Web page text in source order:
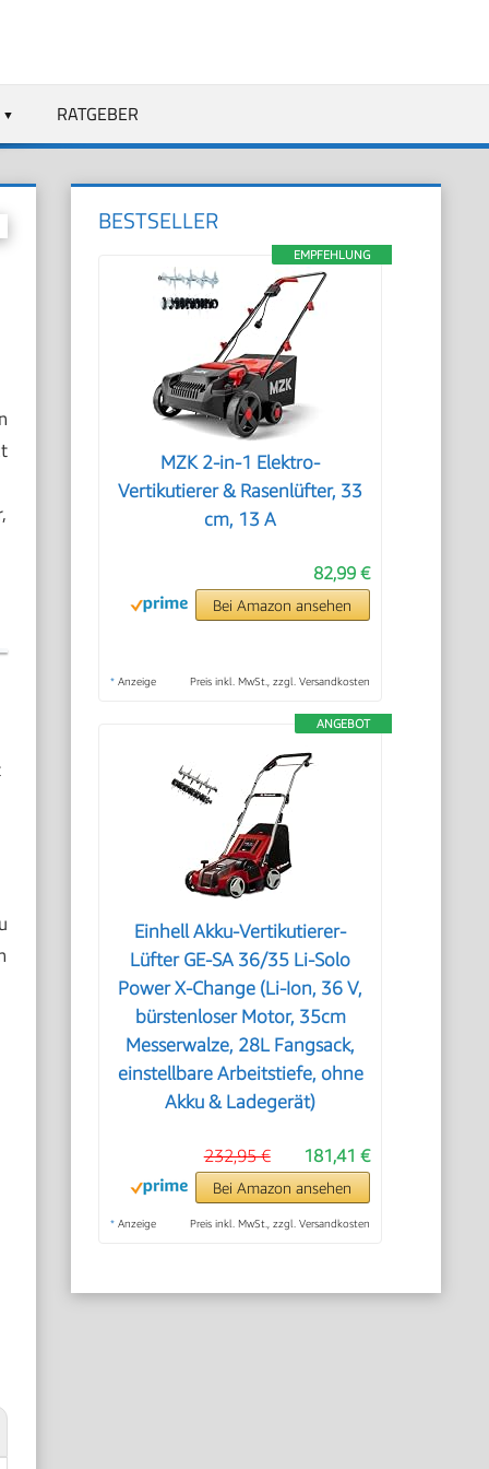
RATGEBER
BESTSELLER
EMPFEHLUNG
MZK 2-in-1 Elektro-
Vertikutierer & Rasenlüfter, 33
cm, 13 A
82,99 €
Bei Amazon ansehen
* Anzeige Preis inkl. MwSt., zzgl. Versandkosten
ANGEBOT
Einhell Akku-Vertikutierer-
Lüfter GE-SA 36/35 Li-Solo
Power X-Change (Li-Ion, 36 V,
bürstenloser Motor, 35cm
Messerwalze, 28L Fangsack,
einstellbare Arbeitstiefe, ohne
Akku & Ladegerät)
181,41 €
232,95 €
Bei Amazon ansehen
* Anzeige Preis inkl. MwSt., zzgl. Versandkosten